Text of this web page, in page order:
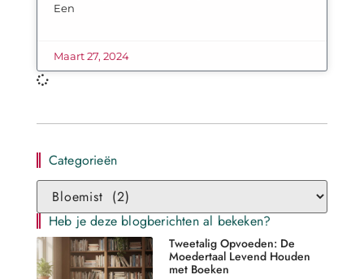
Categorieën
Heb je deze blogberichten al bekeken?
Tweetalig Opvoeden: De
Moedertaal Levend Houden
met Boeken
Een
Maart 27, 2024